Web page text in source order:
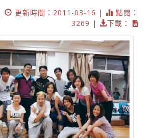
更新時間：2011-03-16 |
點閱：
3269 |
下載：